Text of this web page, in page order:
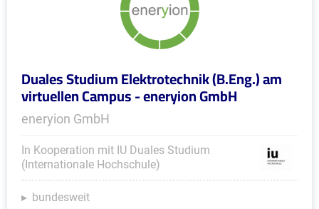
Duales Studium Elektrotechnik (B.Eng.) am
virtuellen Campus - eneryion GmbH
eneryion GmbH
In Kooperation mit IU Duales Studium
(Internationale Hochschule)
bundesweit